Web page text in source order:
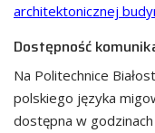
architektonicznej
Dostępność
Na Politechnice
polskiego języka
dostępna w